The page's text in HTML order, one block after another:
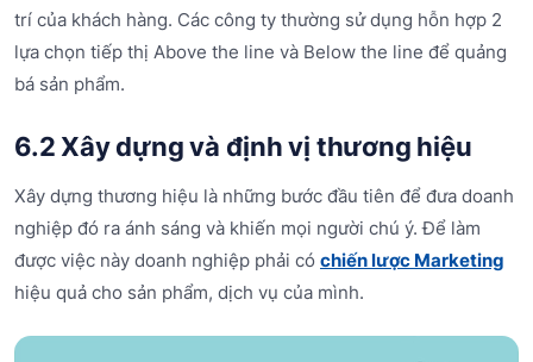
trí của khách hàng. Các công ty thường sử dụng hỗn hợp 2
lựa chọn tiếp thị Above the line và Below the line để quảng
bá sản phẩm.
6.2 Xây dựng và định vị thương hiệu
Xây dựng thương hiệu là những bước đầu tiên để đưa doanh
nghiệp đó ra ánh sáng và khiến mọi người chú ý. Để làm
được việc này doanh nghiệp phải có chiến lược Marketing
hiệu quả cho sản phẩm, dịch vụ của mình.